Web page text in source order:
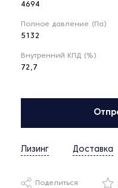
4694
Полное давление (Па)
5132
Внутренний КПД (%)
72,7
Лизинг Доставка
Поделиться